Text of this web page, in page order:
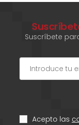
Suscríbete
Acepto las